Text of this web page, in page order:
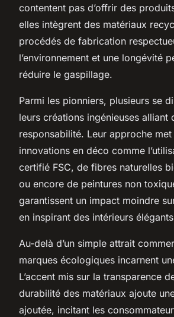
contentent pas d’offrir des
elles intègrent des matériaux
procédés de fabrication
l’environnement et une longévité
réduire le gaspillage.
Parmi les pionniers, plusieurs se
leurs créations ingénieuses alliant
responsabilité. Leur approche
innovations en déco comme
certifié FSC, de fibres naturelles
ou encore de peintures non
garantissent un impact moindre
en inspirant des intérieurs
Au-delà d’un simple attrait
marques écologiques incarnent
L’accent mis sur la transparence
durabilité des matériaux ajoute
ajoutée, incitant les